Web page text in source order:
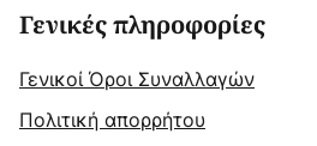
Γενικές πληροφορίες
Γενικοί Όροι Συναλλαγών
Πολιτική απορρήτου